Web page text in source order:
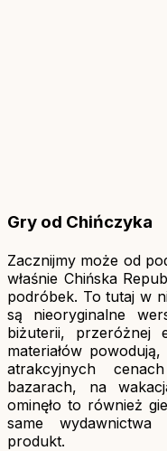
Gry od Chińczyka
Zacznijmy może od
właśnie Chińska
podróbek. To tutaj w
są nieoryginalne
biżuterii, przeróżnej
materiałów
atrakcyjnych
bazarach, na
ominęło to również
same
produkt.